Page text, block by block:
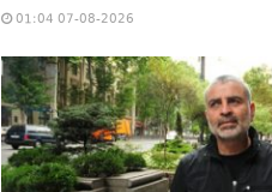
01:04 07-08-2026